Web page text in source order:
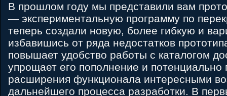
В прошлом году мы представили вам
— экспериментальную программу по
теперь создали новую, более гибкую и
избавишись от ряда недостатков
повышает удобство работы с каталогом
упрощает его пополнение и потенциально
расширения функционала интересными
дальнейшего процесса разработки. В